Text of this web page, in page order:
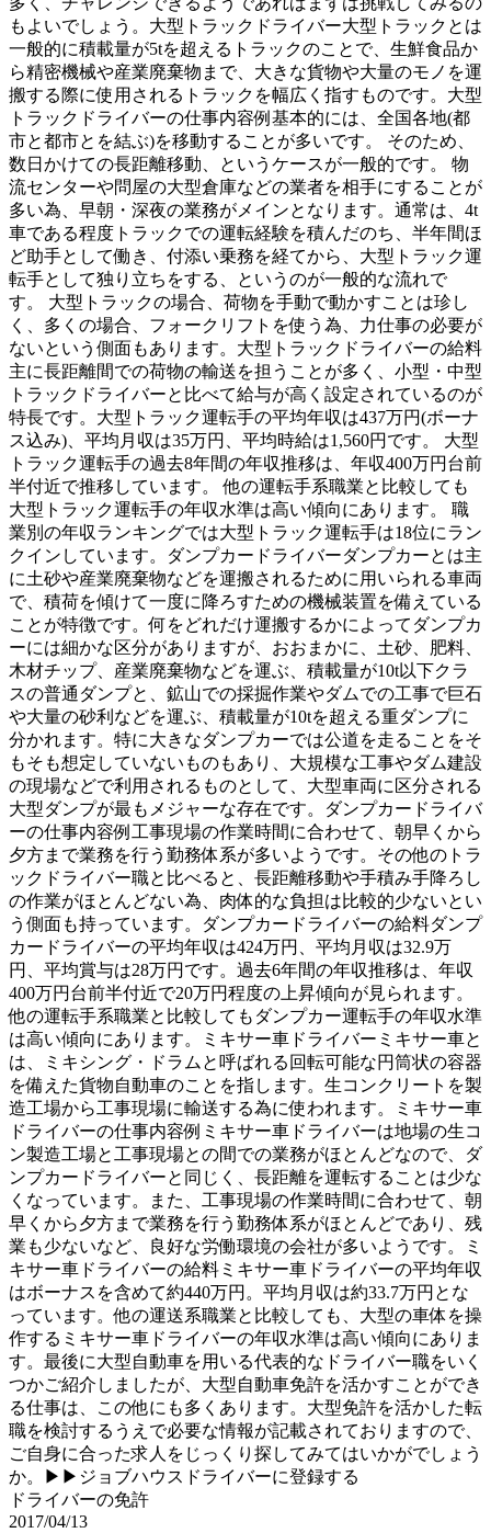
もよいでしょう。大型トラックドライバー大型トラックとは
一般的に積載量が5tを超えるトラックのことで、生鮮食品か
ら精密機械や産業廃棄物まで、大きな貨物や大量のモノを運
搬する際に使用されるトラックを幅広く指すものです。大型
トラックドライバーの仕事内容例基本的には、全国各地(都
市と都市とを結ぶ)を移動することが多いです。 そのため、
数日かけての長距離移動、というケースが一般的です。 物
流センターや問屋の大型倉庫などの業者を相手にすることが
多い為、早朝・深夜の業務がメインとなります。通常は、4t
車である程度トラックでの運転経験を積んだのち、半年間ほ
ど助手として働き、付添い乗務を経てから、大型トラック運
転手として独り立ちをする、というのが一般的な流れで
す。 大型トラックの場合、荷物を手動で動かすことは珍し
く、多くの場合、フォークリフトを使う為、力仕事の必要が
ないという側面もあります。大型トラックドライバーの給料
主に長距離間での荷物の輸送を担うことが多く、小型・中型
トラックドライバーと比べて給与が高く設定されているのが
特長です。大型トラック運転手の平均年収は437万円(ボーナ
ス込み)、平均月収は35万円、平均時給は1,560円です。 大型
トラック運転手の過去8年間の年収推移は、年収400万円台前
半付近で推移しています。 他の運転手系職業と比較しても
大型トラック運転手の年収水準は高い傾向にあります。 職
業別の年収ランキングでは大型トラック運転手は18位にラン
クインしています。ダンプカードライバーダンプカーとは主
に土砂や産業廃棄物などを運搬されるために用いられる車両
で、積荷を傾けて一度に降ろすための機械装置を備えている
ことが特徴です。何をどれだけ運搬するかによってダンプカ
ーには細かな区分がありますが、おおまかに、土砂、肥料、
木材チップ、産業廃棄物などを運ぶ、積載量が10t以下クラ
スの普通ダンプと、鉱山での採掘作業やダムでの工事で巨石
や大量の砂利などを運ぶ、積載量が10tを超える重ダンプに
分かれます。特に大きなダンプカーでは公道を走ることをそ
もそも想定していないものもあり、大規模な工事やダム建設
の現場などで利用されるものとして、大型車両に区分される
大型ダンプが最もメジャーな存在です。ダンプカードライバ
ーの仕事内容例工事現場の作業時間に合わせて、朝早くから
夕方まで業務を行う勤務体系が多いようです。その他のトラ
ックドライバー職と比べると、長距離移動や手積み手降ろし
の作業がほとんどない為、肉体的な負担は比較的少ないとい
う側面も持っています。ダンプカードライバーの給料ダンプ
カードライバーの平均年収は424万円、平均月収は32.9万
円、平均賞与は28万円です。過去6年間の年収推移は、年収
400万円台前半付近で20万円程度の上昇傾向が見られます。
他の運転手系職業と比較してもダンプカー運転手の年収水準
は高い傾向にあります。ミキサー車ドライバーミキサー車と
は、ミキシング・ドラムと呼ばれる回転可能な円筒状の容器
を備えた貨物自動車のことを指します。生コンクリートを製
造工場から工事現場に輸送する為に使われます。ミキサー車
ドライバーの仕事内容例ミキサー車ドライバーは地場の生コ
ン製造工場と工事現場との間での業務がほとんどなので、ダ
ンプカードライバーと同じく、長距離を運転することは少な
くなっています。また、工事現場の作業時間に合わせて、朝
早くから夕方まで業務を行う勤務体系がほとんどであり、残
業も少ないなど、良好な労働環境の会社が多いようです。ミ
キサー車ドライバーの給料ミキサー車ドライバーの平均年収
はボーナスを含めて約440万円。平均月収は約33.7万円とな
っています。他の運送系職業と比較しても、大型の車体を操
作するミキサー車ドライバーの年収水準は高い傾向にありま
す。最後に大型自動車を用いる代表的なドライバー職をいく
つかご紹介しましたが、大型自動車免許を活かすことができ
る仕事は、この他にも多くあります。大型免許を活かした転
職を検討するうえで必要な情報が記載されておりますので、
ご自身に合った求人をじっくり探してみてはいかがでしょう
か。▶▶ジョブハウスドライバーに登録する
ドライバーの免許
2017/04/13